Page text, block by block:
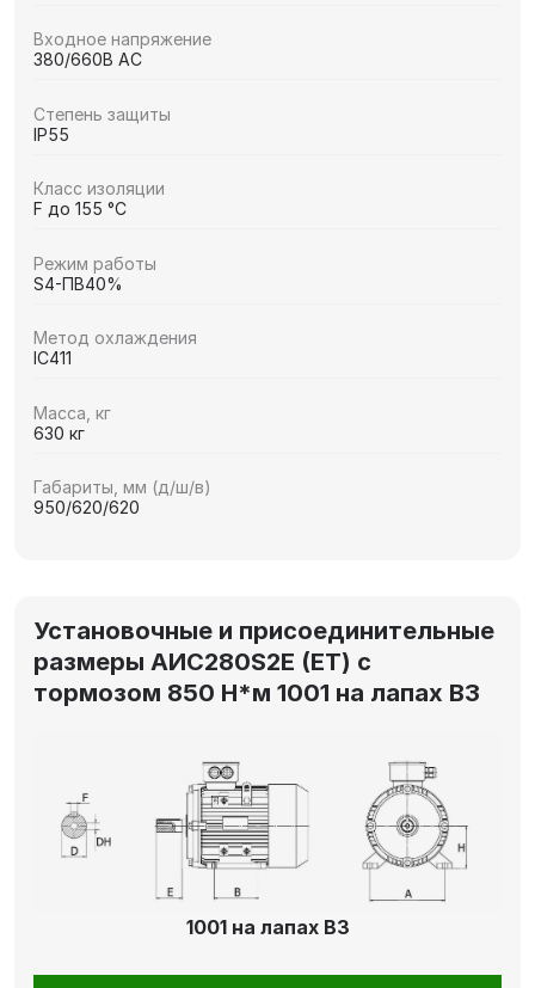
Входное напряжение
380/660В AC
Степень защиты
IP55
Класс изоляции
F до 155 °C
Режим работы
S4-ПВ40%
Метод охлаждения
IC411
Масса, кг
630 кг
Габариты, мм (д/ш/в)
950/620/620
Установочные и присоединительные
размеры AИC280S2Е (ET) с
тормозом 850 Н*м 1001 на лапах В3
1001 на лапах В3